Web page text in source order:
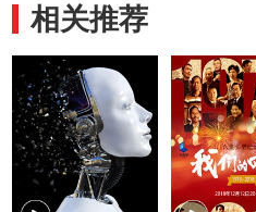
相关推荐